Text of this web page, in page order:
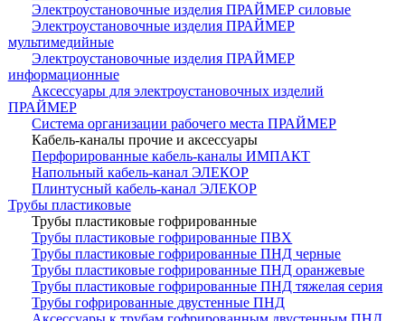
Электроустановочные изделия ПРАЙМЕР силовые
Электроустановочные изделия ПРАЙМЕР
мультимедийные
Электроустановочные изделия ПРАЙМЕР
информационные
Аксессуары для электроустановочных изделий
ПРАЙМЕР
Система организации рабочего места ПРАЙМЕР
Кабель-каналы прочие и аксессуары
Перфорированные кабель-каналы ИМПАКТ
Напольный кабель-канал ЭЛЕКОР
Плинтусный кабель-канал ЭЛЕКОР
Трубы пластиковые
Трубы пластиковые гофрированные
Трубы пластиковые гофрированные ПВХ
Трубы пластиковые гофрированные ПНД черные
Трубы пластиковые гофрированные ПНД оранжевые
Трубы пластиковые гофрированные ПНД тяжелая серия
Трубы гофрированные двустенные ПНД